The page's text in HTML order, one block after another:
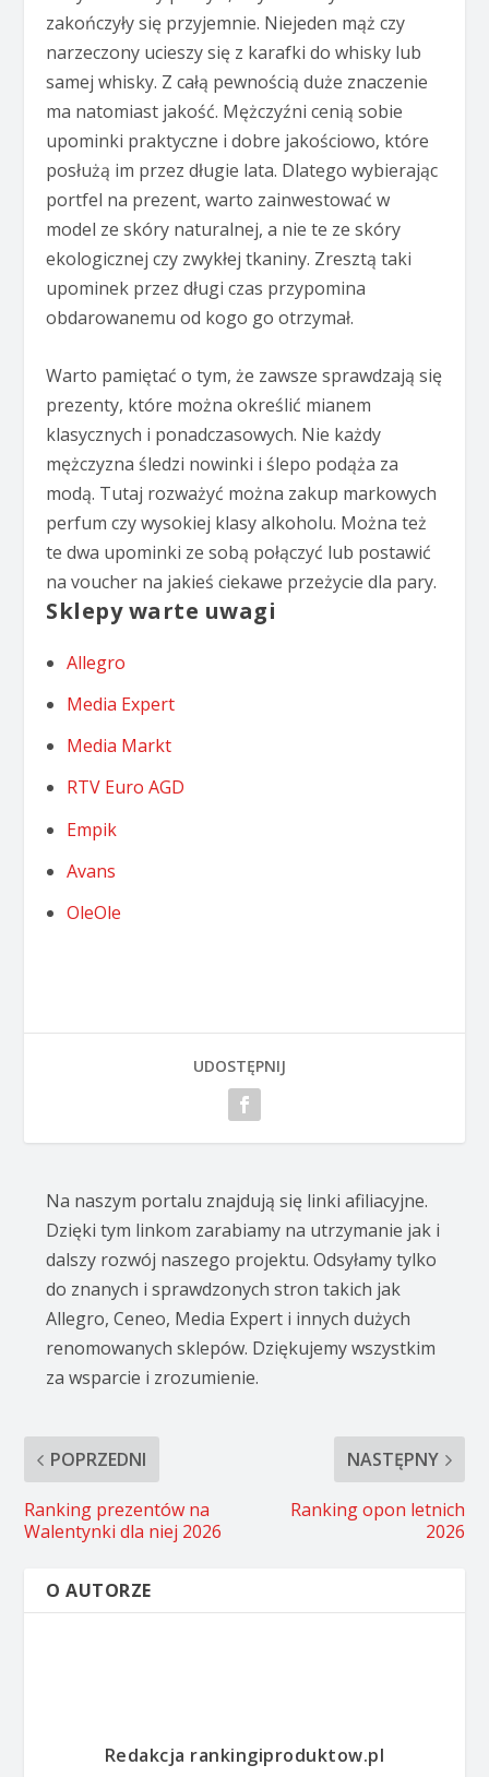
zakończyły się przyjemnie. Niejeden mąż czy
narzeczony ucieszy się z karafki do whisky lub
samej whisky. Z całą pewnością duże znaczenie
ma natomiast jakość. Mężczyźni cenią sobie
upominki praktyczne i dobre jakościowo, które
posłużą im przez długie lata. Dlatego wybierając
portfel na prezent, warto zainwestować w
model ze skóry naturalnej, a nie te ze skóry
ekologicznej czy zwykłej tkaniny. Zresztą taki
upominek przez długi czas przypomina
obdarowanemu od kogo go otrzymał.
Warto pamiętać o tym, że zawsze sprawdzają się
prezenty, które można określić mianem
klasycznych i ponadczasowych. Nie każdy
mężczyzna śledzi nowinki i ślepo podąża za
modą. Tutaj rozważyć można zakup markowych
perfum czy wysokiej klasy alkoholu. Można też
te dwa upominki ze sobą połączyć lub postawić
na voucher na jakieś ciekawe przeżycie dla pary.
Sklepy warte uwagi
Allegro
Media Expert
Media Markt
RTV Euro AGD
Empik
Avans
OleOle
UDOSTĘPNIJ
Na naszym portalu znajdują się linki afiliacyjne.
Dzięki tym linkom zarabiamy na utrzymanie jak i
dalszy rozwój naszego projektu. Odsyłamy tylko
do znanych i sprawdzonych stron takich jak
Allegro, Ceneo, Media Expert i innych dużych
renomowanych sklepów. Dziękujemy wszystkim
za wsparcie i zrozumienie.
POPRZEDNI
Ranking prezentów na
Walentynki dla niej 2026
NASTĘPNY
Ranking opon letnich
2026
O AUTORZE
Redakcja rankingiproduktow.pl